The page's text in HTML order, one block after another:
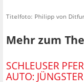
Titelfoto: Philipp von
Mehr zum
SCHLEUSER
AUTO: